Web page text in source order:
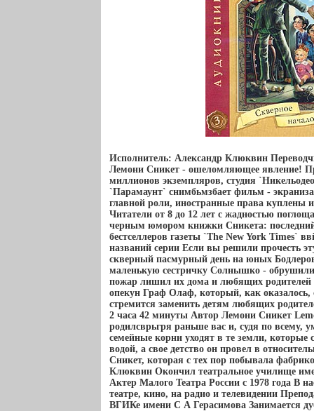
Исполнитель: Александр Клюквин
Лемони Сникет - ошеломляющее явление!
миллионов экземпляров, студия
`Парамаунт` снимбьмзбает фильм -
главной роли, иностранные права куплены
Читатели от 8 до 12 лет с жадностью
черным юмором книжки Сникета: последний
бестселлеров газеты `The New York Times`
названий серии Если вы решили прочесть
скверный пасмурный день на юных
маленькую сестричку Солнышко -
пожар лишил их дома и любящих родителей
опекун Граф Олаф, который, как оказалось,
стремится заменить детям любящих
2 часа 42 минуты Автор Лемони Сникет
родилсврьгря раньше вас и, судя по всему,
семейные корни уходят в те земли, которые
водой, а свое детство он провел в
Сникет, которая с тех пор побывала
Клюквин Окончил театральное училище
Актер Малого Театра России с 1978 года В
театре, кино, на радио и телевидении
ВГИКе имени С А Герасимова Занимается